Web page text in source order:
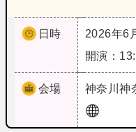
日時
2026年6
開演：
会場 神奈川神